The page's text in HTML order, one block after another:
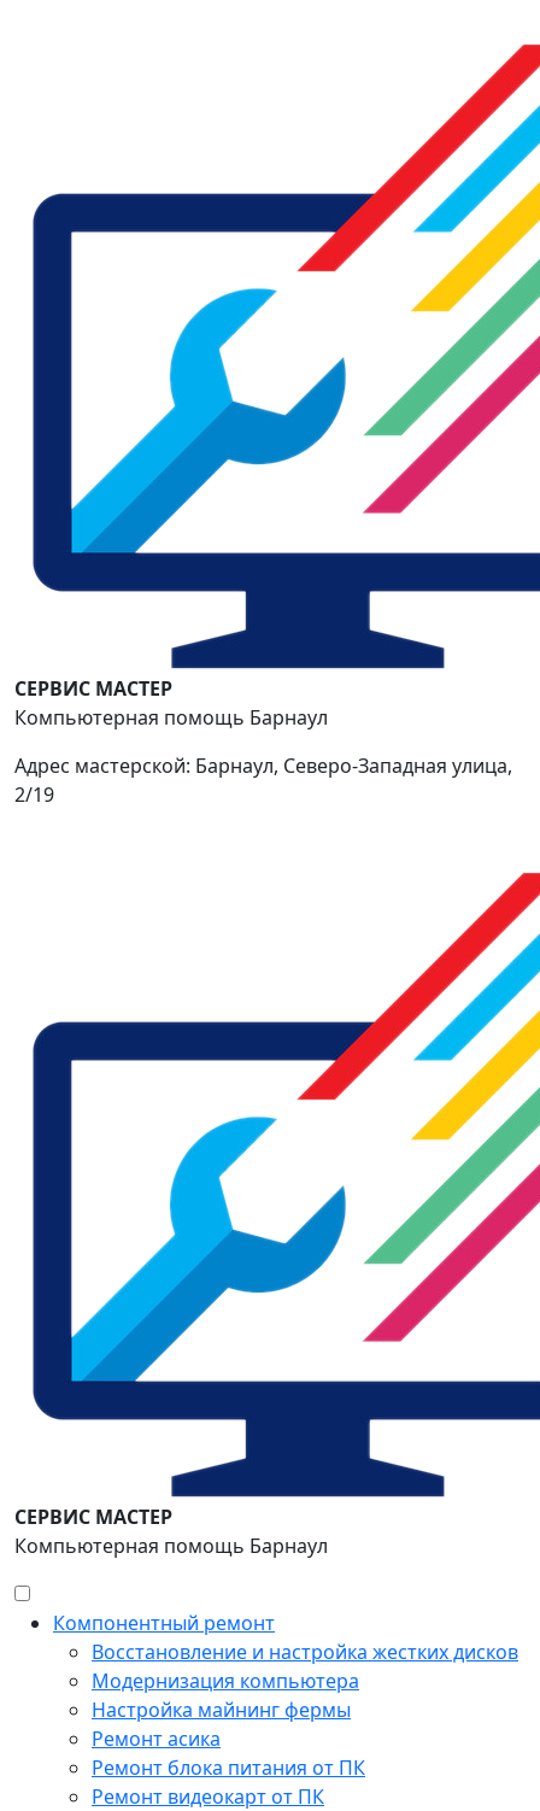
СЕРВИС МАСТЕР
Компьютерная помощь Барнаул
Адрес мастерской: Барнаул, Северо-Западная улица,
2/19
СЕРВИС МАСТЕР
Компьютерная помощь Барнаул
Компонентный ремонт
Восстановление и настройка жестких дисков
Модернизация компьютера
Настройка майнинг фермы
Ремонт асика
Ремонт блока питания от ПК
Ремонт видеокарт от ПК